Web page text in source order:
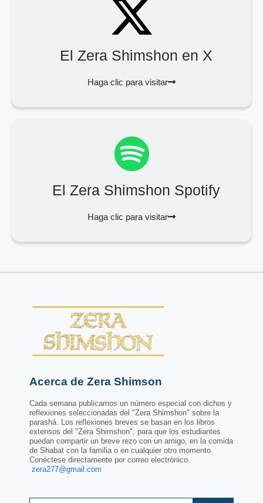
El Zera Shimshon en X
Haga clic para visitar
El Zera Shimshon Spotify
Haga clic para visitar
Acerca de Zera Shimson
Cada semana publicamos un número especial con dichos y
reflexiones seleccionadas del "Zera Shimshon" sobre la
parashá. Los reflexiones breves se basan en los libros
extensos del "Zera Shimshon", para que los estudiantes
puedan compartir un breve rezo con un amigo, en la comida
de Shabat con la familia o en cualquier otro momento.
Conéctese directamente por correo electrónico.
zera277@gmail.com